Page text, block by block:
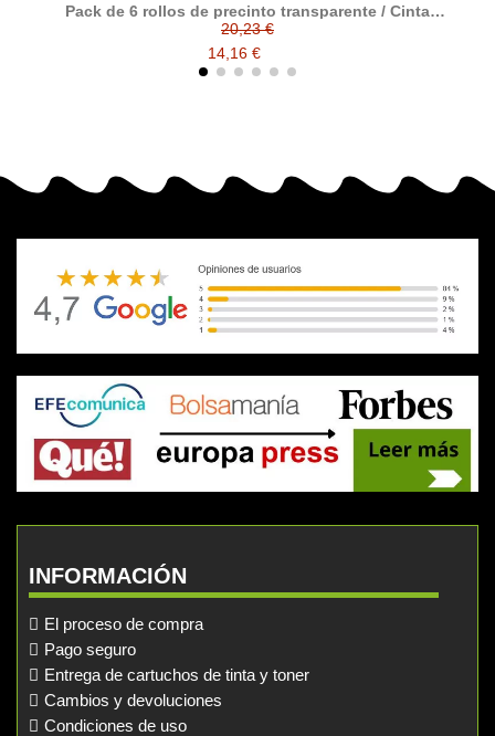
Pack de 6 rollos de precinto transparente / Cinta
adhesiva de polipropileno transparente tamaño 120
metros x 48 ancho
20,23 €
14,16 €
INFORMACIÓN
El proceso de compra
Pago seguro
Entrega de cartuchos de tinta y toner
Cambios y devoluciones
Condiciones de uso